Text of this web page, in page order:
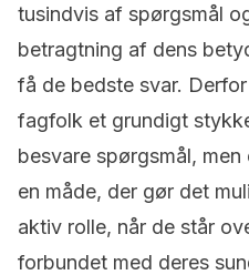
tusindvis af spørgsmål
betragtning af dens
få de bedste svar.
fagfolk et grundigt
besvare spørgsmål,
en måde, der gør det
aktiv rolle, når de står
forbundet med deres